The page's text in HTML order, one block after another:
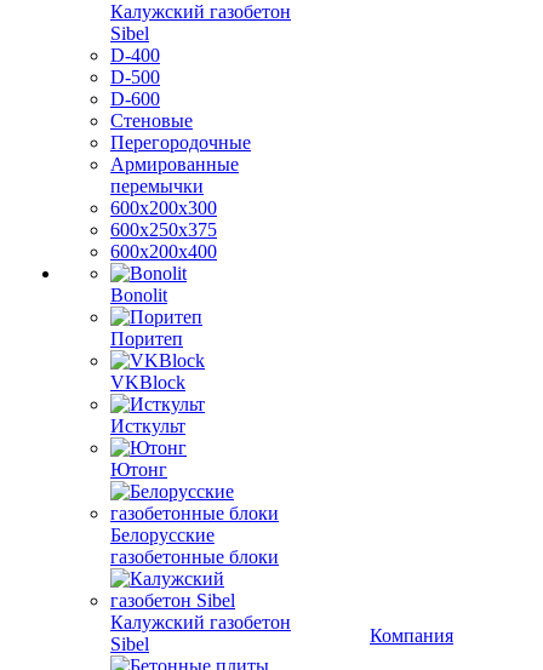
Калужский газобетон
Sibel
D-400
D-500
D-600
Стеновые
Перегородочные
Армированные
перемычки
600х200х300
600х250х375
600х200х400
Bonolit
Поритеп
VKBlock
Исткульт
Ютонг
Белорусские
газобетонные блоки
Калужский газобетон
Sibel
Компания